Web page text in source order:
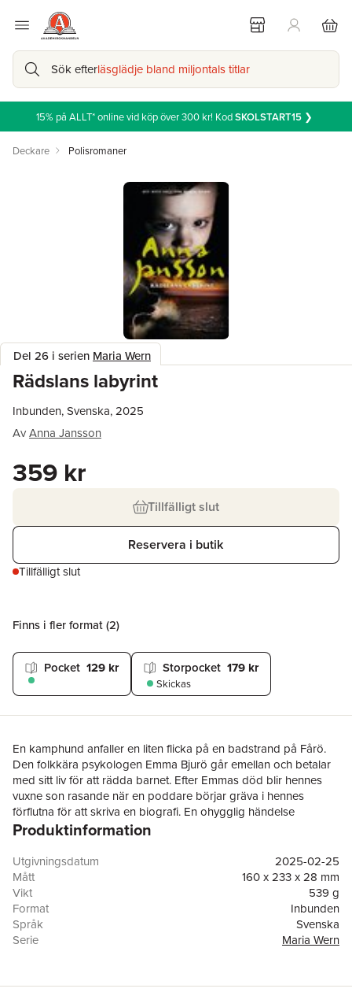
Sök efterläsglädje bland miljontals titlar
15% på ALLT* online vid köp över 300 kr! KodSKOLSTART15 ❯
Deckare Polisromaner
Del 26 i serien Maria Wern
Rädslans labyrint
Inbunden, Svenska, 2025
AvAnna Jansson
359 kr
Tillfälligt slut
Reservera i butik
Tillfälligt slut
Finns i fler format (2)
Pocket 129 kr Storpocket 179 kr
Skickas
En kamphund anfaller en liten flicka på en badstrand på Fårö.
Den folkkära psykologen Emma Bjurö går emellan och betalar
med sitt liv för att rädda barnet. Efter Emmas död blir hennes
vuxne son rasande när en poddare börjar gräva i hennes
förflutna för att skriva en biografi. En ohygglig händelse
sommaren 1982 riskerar att rasera hela hennes eftermäle.
Kriminalinspektör Maria Wern och hennes kollegor utreder fallet.
Mannen sägs ha många fiender. Dessutom hade han kontakt
med Emma strax före hennes död. Kan de två dödsfallen hänga
ihop med varandra?
IRädslans labyrint
målmedveten mördare, samtidigt som hon ställs inför stora
Hur farligt nära gärningsmannen befinner sig inser hon alltför
Produktinformation
Utgivningsdatum
2025-02-25
Mått
160 x 233 x 28 mm
Vikt
539 g
Format
Inbunden
Språk
Svenska
Serie
Maria Wern
Förlag
Norstedts